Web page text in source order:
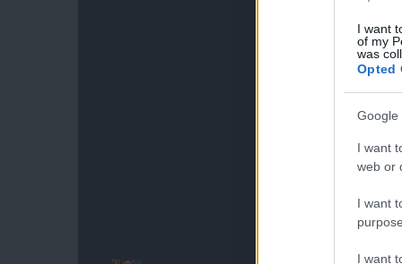
I want
of my
was
Opted
Google
I want
web or
I want
I want